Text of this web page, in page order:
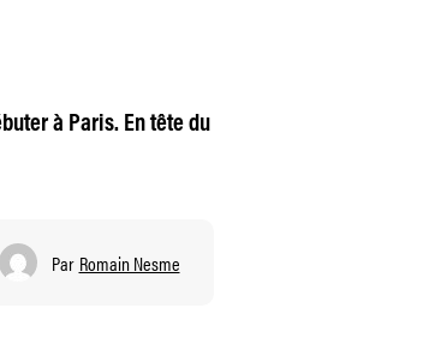
à Paris. En tête du
Par Romain Nesme